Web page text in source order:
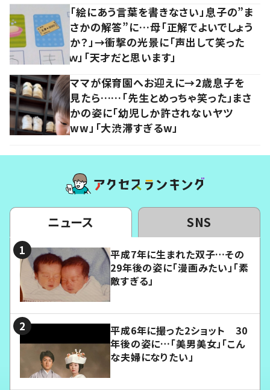
「絵にあう言葉を書きなさい」息子の”ま
さかの解答”に…母「正解でよいでしょう
か？」→衝撃の光景に「声出して笑った
ｗ」「天才だと思います」
ママが保育園へお迎えに→2歳息子を
見たら……「先生とめっちゃ笑った」まさ
かの姿に「幼児しか許されないヤツ
ww」「大渋滞すぎるw」
ニュース SNS
平成7年に生まれた双子…その
29年後の姿に「漫画みたい」「素
敵すぎる」
平成6年に撮った2ショット 30
年後の姿に…「美男美女」「こん
な夫婦になりたい」